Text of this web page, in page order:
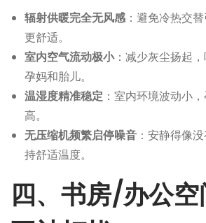
辐射供暖完全无风感 ：避免冷热交
更舒适。
室内空气流动极小：减少灰尘扬起
孕妈和胎儿。
温湿度精准稳定 ：室内环境波动小
高。
无压缩机频繁启停噪音 ：安静得像
持舒适温度。
四、书房/办公